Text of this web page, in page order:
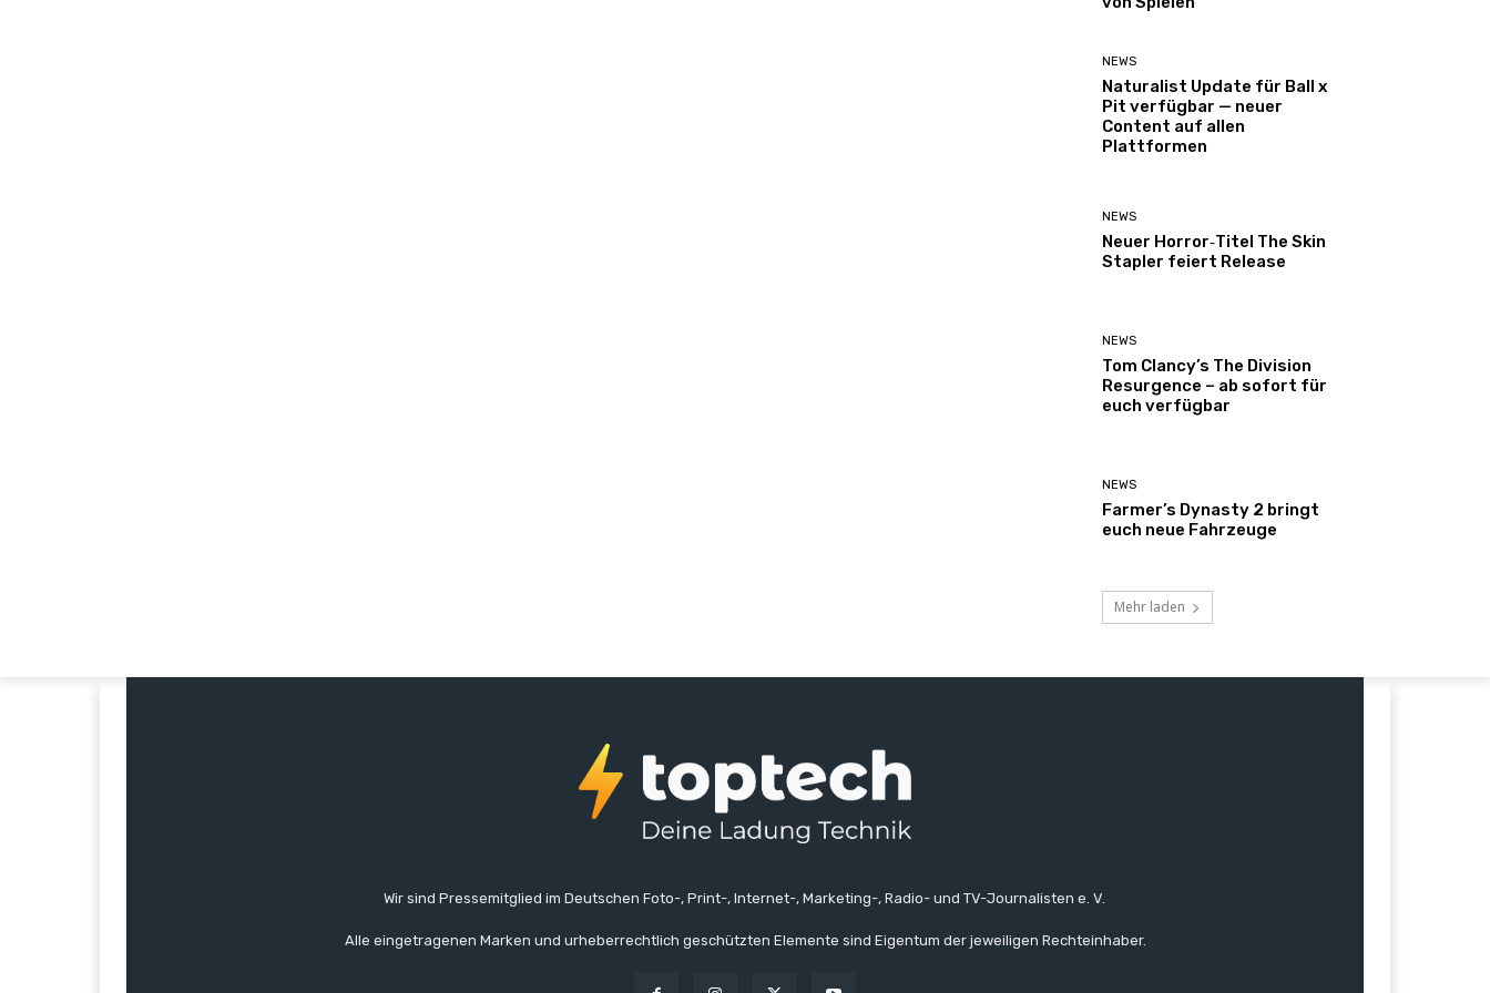
NEWS
Naturalist Update für Ball x
Pit verfügbar — neuer
Content auf allen
Plattformen
NEWS
Neuer Horror‑Titel The Skin
Stapler feiert Release
NEWS
Tom Clancy’s The Division
Resurgence – ab sofort für
euch verfügbar
NEWS
Farmer’s Dynasty 2 bringt
euch neue Fahrzeuge
Mehr laden
Wir sind Pressemitglied im Deutschen Foto-, Print-, Internet-, Marketing-, Radio- und TV-Journalisten e. V.
Alle eingetragenen Marken und urheberrechtlich geschützten Elemente sind Eigentum der jeweiligen Rechteinhaber.